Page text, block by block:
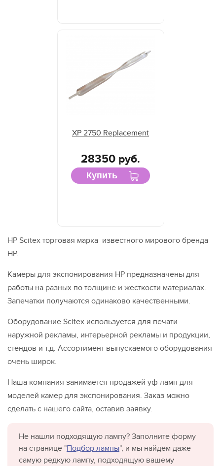
XP 2750 Replacement
28350 руб.
Купить
HP Scitex торговая марка известного мирового бренда
НР.
Камеры для экспонирования HP предназначены для
работы на разных по толщине и жесткости материалах.
Запечатки получаются одинаково качественными.
Оборудование Scitex используется для печати
наружной рекламы, интерьерной рекламы и продукции,
стендов и т.д. Ассортимент выпускаемого оборудования
очень широк.
Наша компания занимается продажей уф ламп для
моделей камер для экспонирования. Заказ можно
сделать с нашего сайта, оставив заявку.
Не нашли подходящую лампу? Заполните форму
на странице "Подбор лампы", и мы найдём даже
самую редкую лампу, подходящую вашему